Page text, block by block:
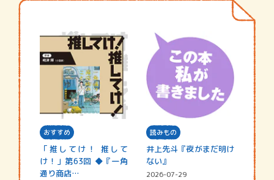
おすすめ
「推してけ！ 推して
け！」第63回 ◆『一角
通り商店…
読みもの
井上先斗『夜がまだ明け
ない』
2026-07-29